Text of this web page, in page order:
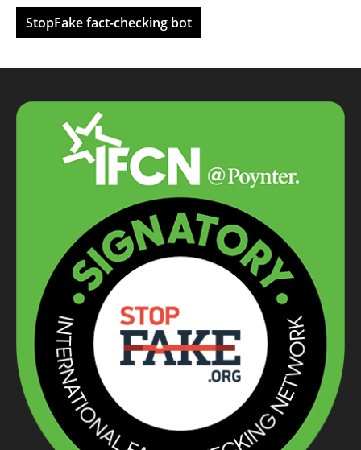
StopFake fact-checking bot